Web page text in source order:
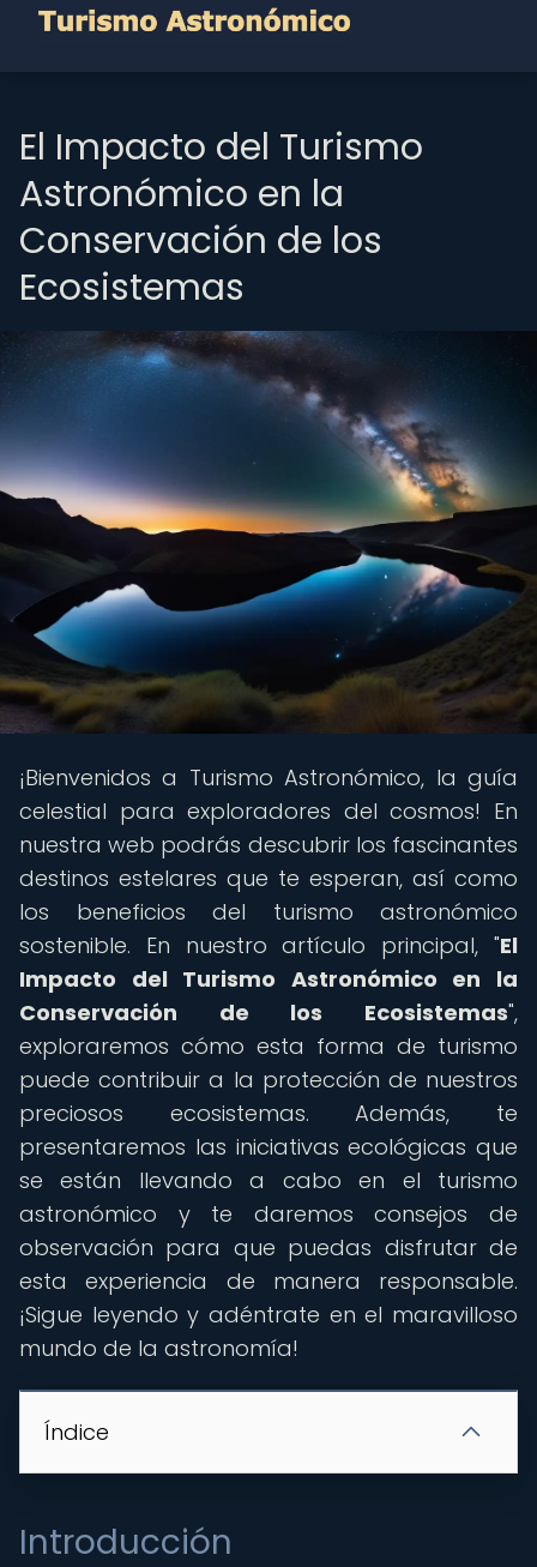
El Impacto del Turismo
Astronómico en la
Conservación de los
Ecosistemas
¡Bienvenidos a Turismo Astronómico, la guía
celestial para exploradores del cosmos! En
nuestra web podrás descubrir los fascinantes
destinos estelares que te esperan, así como
los beneficios del turismo astronómico
sostenible. En nuestro artículo principal, "El
Impacto del Turismo Astronómico en la
Conservación de los Ecosistemas",
exploraremos cómo esta forma de turismo
puede contribuir a la protección de nuestros
preciosos ecosistemas. Además, te
presentaremos las iniciativas ecológicas que
se están llevando a cabo en el turismo
astronómico y te daremos consejos de
observación para que puedas disfrutar de
esta experiencia de manera responsable.
¡Sigue leyendo y adéntrate en el maravilloso
mundo de la astronomía!
Índice
Introducción